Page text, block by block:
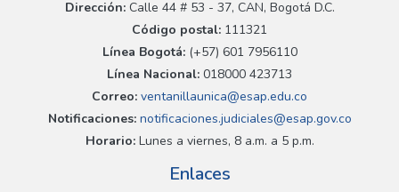
Dirección:Calle 44 # 53 - 37, CAN, Bogotá D.C.
Código postal: 111321
Línea Bogotá:(+57) 601 7956110
Línea Nacional: 018000 423713
Correo: ventanillaunica@esap.edu.co
Notificaciones:notificaciones.judiciales@esap.gov.co
Horario:Lunes a viernes, 8 a.m. a 5 p.m.
Enlaces